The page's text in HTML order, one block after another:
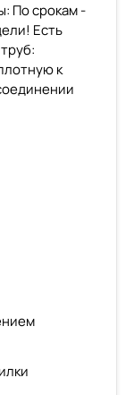
По срокам -
Есть
к